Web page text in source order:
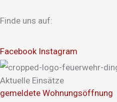
Finde uns auf:
Facebook Instagram
Aktuelle Einsätze
gemeldete Wohnungsöffnung